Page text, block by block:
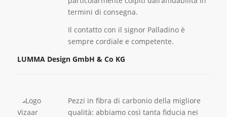
termini di consegna.
Il contatto con il signor Palladino è
sempre cordiale e competente.
LUMMA Design GmbH & Co KG
Pezzi in fibra di carbonio della migliore
qualità: abbiamo così tanta fiducia nei